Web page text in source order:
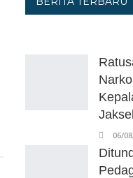
Jaksel
06/